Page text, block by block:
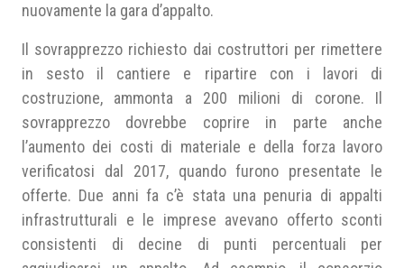
nuovamente la gara d’appalto.
Il sovrapprezzo richiesto dai costruttori per rimettere
in sesto il cantiere e ripartire con i lavori di
costruzione, ammonta a 200 milioni di corone. Il
sovrapprezzo dovrebbe coprire in parte anche
l’aumento dei costi di materiale e della forza lavoro
verificatosi dal 2017, quando furono presentate le
offerte. Due anni fa c’è stata una penuria di appalti
infrastrutturali e le imprese avevano offerto sconti
consistenti di decine di punti percentuali per